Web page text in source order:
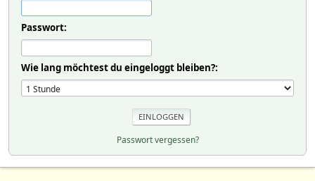
Passwort:
Wie lang möchtest du eingeloggt bleiben?:
Passwort vergessen?